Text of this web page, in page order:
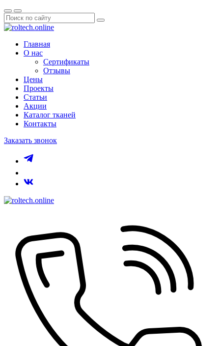
Главная
О нас
Сертификаты
Отзывы
Цены
Проекты
Статьи
Акции
Каталог тканей
Контакты
Заказать звонок